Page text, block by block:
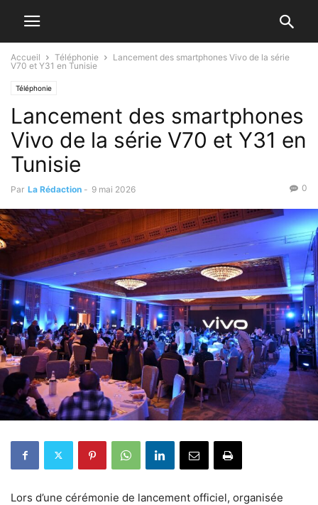
Accueil Téléphonie
Lancement des smartphones Vivo de la série
V70 et Y31 en Tunisie
Téléphonie
Lancement des smartphones
Vivo de la série V70 et Y31 en
Tunisie
Par La Rédaction - 9 mai 2026 0
Lors d’une cérémonie de lancement officiel, organisée